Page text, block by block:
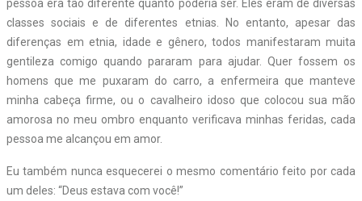
pessoa era tão diferente quanto poderia ser. Eles eram de diversas
classes sociais e de diferentes etnias. No entanto, apesar das
diferenças em etnia, idade e gênero, todos manifestaram muita
gentileza comigo quando pararam para ajudar. Quer fossem os
homens que me puxaram do carro, a enfermeira que manteve
minha cabeça firme, ou o cavalheiro idoso que colocou sua mão
amorosa no meu ombro enquanto verificava minhas feridas, cada
pessoa me alcançou em amor.
Eu também nunca esquecerei o mesmo comentário feito por cada
um deles: “Deus estava com você!”